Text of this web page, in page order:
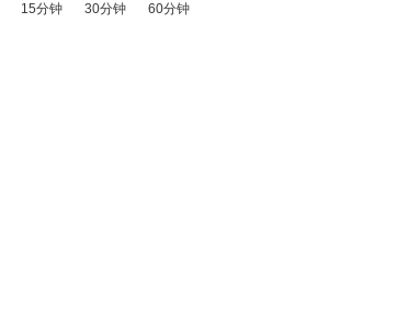
15分钟 30分钟 60分钟